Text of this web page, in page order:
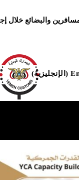
والبضائع خلال
(الإنجليزية)